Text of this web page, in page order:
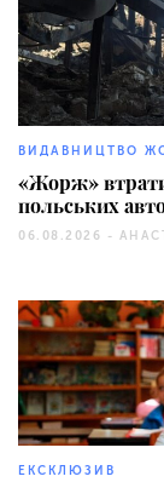
ВИДАВНИЦТВО
«Жорж»
польських
06.08.2026 -
ЕКСКЛЮЗИВ